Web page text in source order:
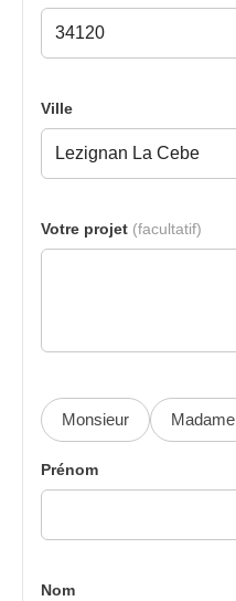
Ville
Votre projet (facultatif)
Monsieur Madame
Prénom
Nom